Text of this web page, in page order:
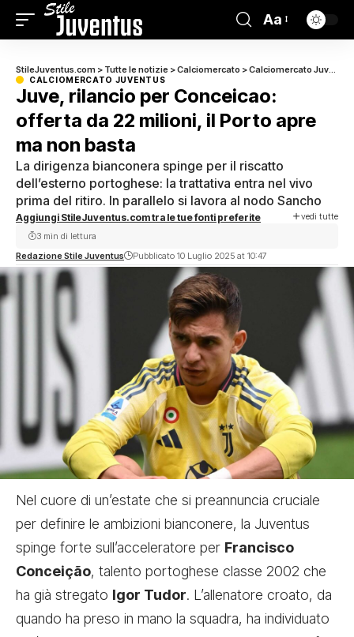
Aa
StileJuventus.com > Tutte le notizie >Calciomercato >Calciomercato Juventus
CALCIOMERCATO JUVENTUS
Juve, rilancio per Conceicao:
offerta da 22 milioni, il Porto apre
ma non basta
La dirigenza bianconera spinge per il riscatto
dell’esterno portoghese: la trattativa entra nel vivo
prima del ritiro. In parallelo si lavora al nodo Sancho
Aggiungi StileJuventus.com tra le tue fonti preferite vedi tutte
Redazione Stile Juventus Pubblicato 10 Luglio 2025 at 10:47
3 min di lettura
Nel cuore di un’estate che si preannuncia cruciale
per definire le ambizioni bianconere, la Juventus
spinge forte sull’acceleratore per Francisco
Conceição, talento portoghese classe 2002 che
ha già stregato Igor Tudor. L’allenatore croato, da
quando ha preso in mano la squadra, ha individuato